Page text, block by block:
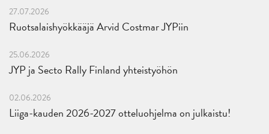
27.07.2026
Ruotsalaishyökkääjä Arvid Costmar JYPiin
25.06.2026
JYP ja Secto Rally Finland yhteistyöhön
02.06.2026
Liiga-kauden 2026-2027 otteluohjelma on julkaistu!